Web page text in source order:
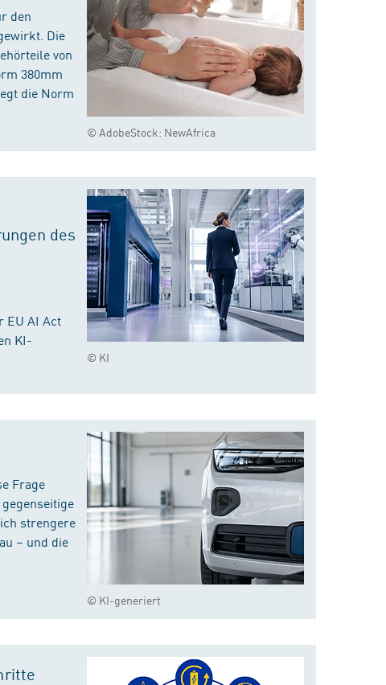
© AdobeStock: NewAfrica
den
Die
von
380mm
die Norm
© KI
des
EU AI Act
KI-
© KI-generiert
Frage
strengere
– und die